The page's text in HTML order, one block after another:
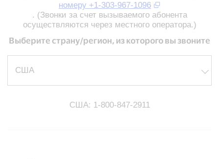
номеру +1-303-967-1096
. (Звонки за счет вызываемого абонента
осуществляются через местного оператора.)
Выберите страну/регион, из которого вы звоните
США: 1-800-847-2911